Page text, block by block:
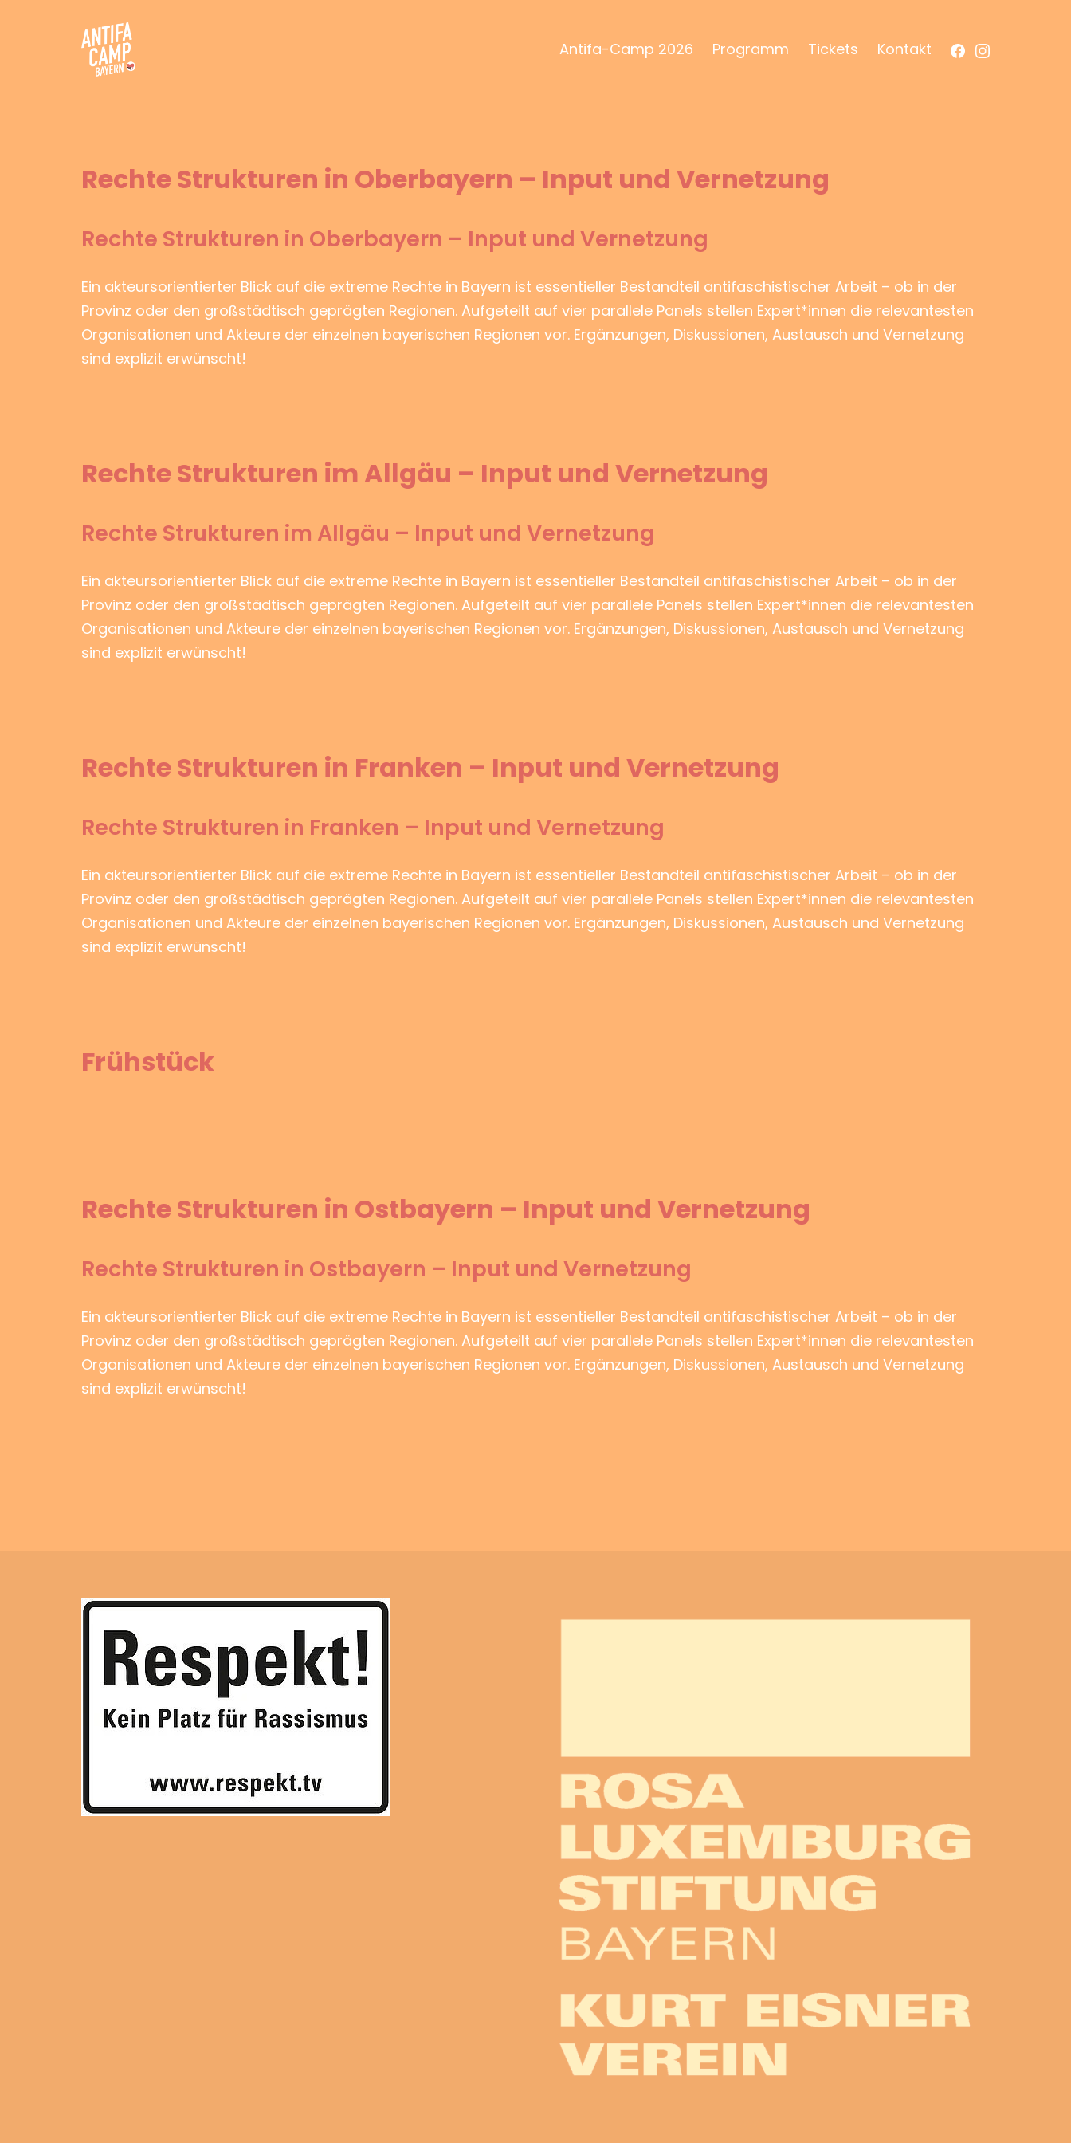
Antifa-Camp 2026 Programm Tickets Kontakt Facebook
Instagram
Rechte Strukturen in Oberbayern – Input und Vernetzung
Rechte Strukturen in Oberbayern – Input und Vernetzung
Ein akteursorientierter Blick auf die extreme Rechte in Bayern ist essentieller Bestandteil antifaschistischer Arbeit – ob in der
Provinz oder den großstädtisch geprägten Regionen. Aufgeteilt auf vier parallele Panels stellen Expert*innen die relevantesten
Organisationen und Akteure der einzelnen bayerischen Regionen vor. Ergänzungen, Diskussionen, Austausch und Vernetzung
sind explizit erwünscht!
Rechte Strukturen im Allgäu – Input und Vernetzung
Rechte Strukturen im Allgäu – Input und Vernetzung
Ein akteursorientierter Blick auf die extreme Rechte in Bayern ist essentieller Bestandteil antifaschistischer Arbeit – ob in der
Provinz oder den großstädtisch geprägten Regionen. Aufgeteilt auf vier parallele Panels stellen Expert*innen die relevantesten
Organisationen und Akteure der einzelnen bayerischen Regionen vor. Ergänzungen, Diskussionen, Austausch und Vernetzung
sind explizit erwünscht!
Rechte Strukturen in Franken – Input und Vernetzung
Rechte Strukturen in Franken – Input und Vernetzung
Ein akteursorientierter Blick auf die extreme Rechte in Bayern ist essentieller Bestandteil antifaschistischer Arbeit – ob in der
Provinz oder den großstädtisch geprägten Regionen. Aufgeteilt auf vier parallele Panels stellen Expert*innen die relevantesten
Organisationen und Akteure der einzelnen bayerischen Regionen vor. Ergänzungen, Diskussionen, Austausch und Vernetzung
sind explizit erwünscht!
Frühstück
Rechte Strukturen in Ostbayern – Input und Vernetzung
Rechte Strukturen in Ostbayern – Input und Vernetzung
Ein akteursorientierter Blick auf die extreme Rechte in Bayern ist essentieller Bestandteil antifaschistischer Arbeit – ob in der
Provinz oder den großstädtisch geprägten Regionen. Aufgeteilt auf vier parallele Panels stellen Expert*innen die relevantesten
Organisationen und Akteure der einzelnen bayerischen Regionen vor. Ergänzungen, Diskussionen, Austausch und Vernetzung
sind explizit erwünscht!